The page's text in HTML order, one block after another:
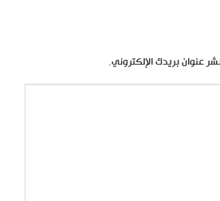
عنوان بريدك الإلكتروني.